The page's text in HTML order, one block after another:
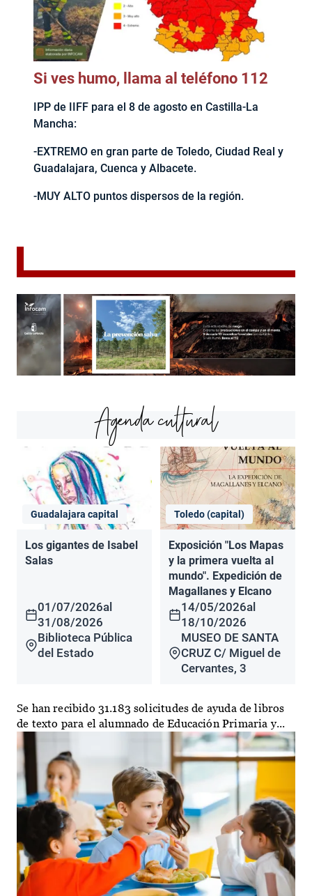
Si ves humo, llama al teléfono 112
IPP de IIFF para el 8 de agosto en Castilla-La
Mancha:
-EXTREMO en gran parte de Toledo, Ciudad Real y
Guadalajara, Cuenca y Albacete.
-MUY ALTO puntos dispersos de la región.
Agenda cultural
Guadalajara capital
Los gigantes de Isabel
Salas
01/07/2026al
31/08/2026
Biblioteca Pública
del Estado
Toledo (capital)
Exposición "Los Mapas
y la primera vuelta al
mundo". Expedición de
Magallanes y Elcano
14/05/2026al
18/10/2026
MUSEO DE SANTA
CRUZ C/ Miguel de
Cervantes, 3
Se han recibido 31.183 solicitudes de ayuda de libros
de texto para el alumnado de Educación Primaria y...